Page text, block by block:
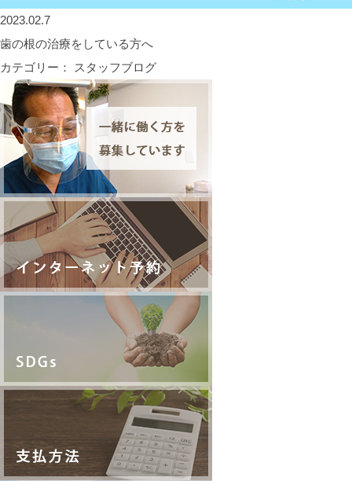
2023.02.7
歯の根の治療をしている方へ
カテゴリー： スタッフブログ